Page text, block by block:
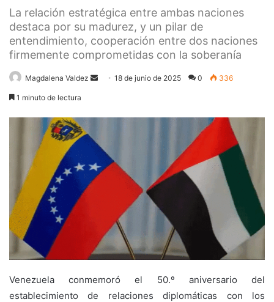
La relación estratégica entre ambas naciones
destaca por su madurez, y un pilar de
entendimiento, cooperación entre dos naciones
firmemente comprometidas con la soberanía
Magdalena Valdez
Send18 de junio de 2025 0 336
1 minuto de lectura
Venezuela conmemoró el 50.º aniversario del
establecimiento de relaciones diplomáticas con los